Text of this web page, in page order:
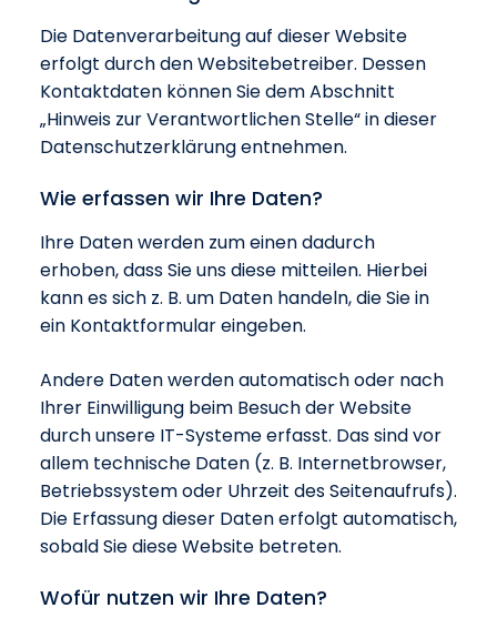
Die Datenverarbeitung auf dieser Website
erfolgt durch den Websitebetreiber. Dessen
Kontaktdaten können Sie dem Abschnitt
„Hinweis zur Verantwortlichen Stelle“ in dieser
Datenschutzerklärung entnehmen.
Wie erfassen wir Ihre Daten?
Ihre Daten werden zum einen dadurch
erhoben, dass Sie uns diese mitteilen. Hierbei
kann es sich z. B. um Daten handeln, die Sie in
ein Kontaktformular eingeben.
Andere Daten werden automatisch oder nach
Ihrer Einwilligung beim Besuch der Website
durch unsere IT-Systeme erfasst. Das sind vor
allem technische Daten (z. B. Internetbrowser,
Betriebssystem oder Uhrzeit des Seitenaufrufs).
Die Erfassung dieser Daten erfolgt automatisch,
sobald Sie diese Website betreten.
Wofür nutzen wir Ihre Daten?